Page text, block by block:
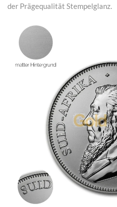
der Prägequalität Stempelglanz.